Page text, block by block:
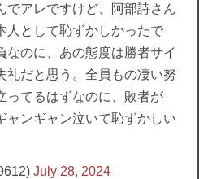
でアレですけど、阿部詩さん
人として恥ずかしかったで
なのに、あの態度は勝者サイ
礼だと思う。全員もの凄い努
ってるはずなのに、敗者が
ャンギャン泣いて恥ずかしい
July 28, 2024